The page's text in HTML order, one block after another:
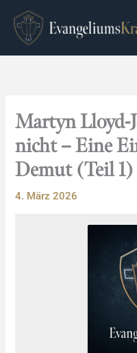
Inhalt
springen
Martyn Lloyd-
nicht – Eine
Demut (Teil 1)
4. März 2026